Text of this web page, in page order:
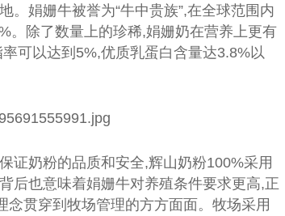
。娟姗牛被誉为“牛中贵族”,在全球范围内
。除了数量上的珍稀,娟姗奶在营养上更有
可以达到5%,优质乳蛋白含量达3.8%以
证奶粉的品质和安全,辉山奶粉100%采用
后也意味着娟姗牛对养殖条件要求更高,正
念贯穿到 牧场管理的方方面面。 牧场采用